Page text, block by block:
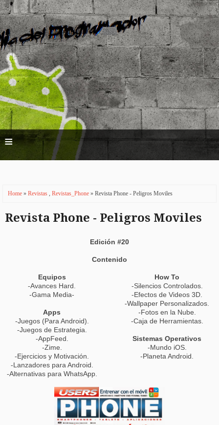
≡
Home » Revistas , Revistas_Phone » Revista Phone - Peligros Moviles
Revista Phone - Peligros Moviles
Edición #20
Contenido
Equipos
-Avances Hard.
-Gama Media-
Apps
-Juegos (Para Android).
-Juegos de Estrategia.
-AppFeed.
-Zime.
-Ejercicios y Motivación.
-Lanzadores para Android.
-Alternativas para WhatsApp.
How To
-Silencios Controlados.
-Efectos de Videos 3D.
-Wallpaper Personalizados.
-Fotos en la Nube.
-Caja de Herramientas.
Sistemas Operativos
-Mundo iOS.
-Planeta Android.